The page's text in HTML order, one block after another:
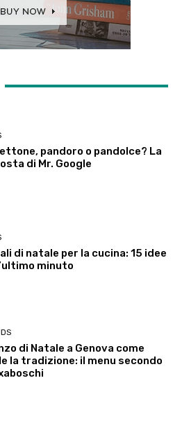
pandoro o pandolce? La
di Mr. Google
di natale per la cucina: 15 idee
minuto
di Natale a Genova come
la tradizione: il menu secondo